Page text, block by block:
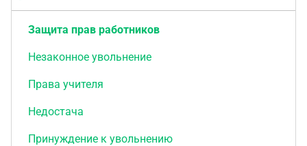
Защита прав работников
Незаконное увольнение
Права учителя
Недостача
Принуждение к увольнению